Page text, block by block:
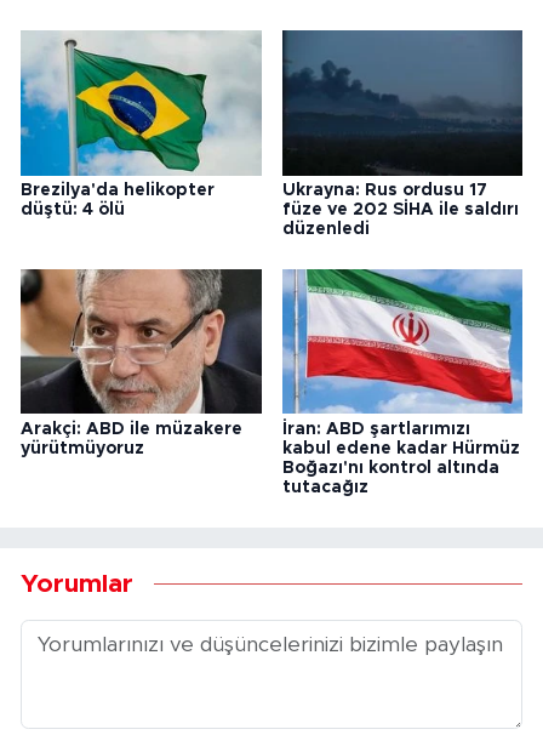
Brezilya'da helikopter
düştü: 4 ölü
Ukrayna: Rus ordusu 17
füze ve 202 SİHA ile saldırı
düzenledi
Arakçi: ABD ile müzakere
yürütmüyoruz
İran: ABD şartlarımızı
kabul edene kadar Hürmüz
Boğazı'nı kontrol altında
tutacağız
Yorumlar